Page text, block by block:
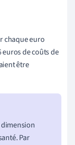
chaque euro
de coûts de
être
dimension
Par